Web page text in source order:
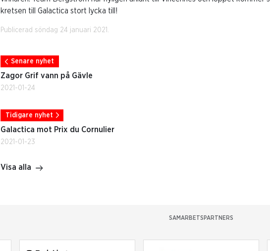
kretsen till Galactica stort lycka till!
Publicerad söndag 24 januari 2021.
Senare nyhet
Zagor Grif vann på Gävle
2021-01-24
Tidigare nyhet
Galactica mot Prix du Cornulier
2021-01-23
Visa alla
SAMARBETSPARTNERS